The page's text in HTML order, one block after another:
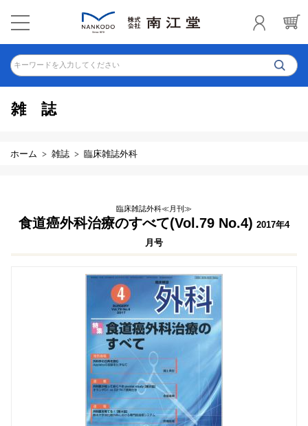
キーワードを入力してください
雑誌
ホーム 雑誌 臨床雑誌外科
臨床雑誌外科≪月刊≫
食道癌外科治療のすべて(Vol.79 No.4) 2017年4
月号